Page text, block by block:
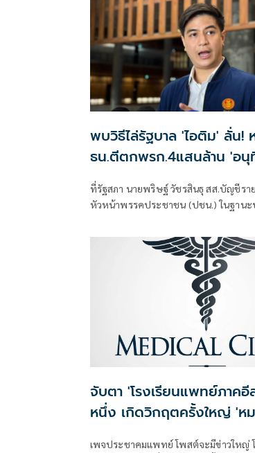
พบวิธีไล่รัฐบาล 'ไอติม' ลั่น!
ธน.ตีตกพรก.4แสนล้าน 'อ
สภา-ลาออก
ที่รัฐสภา นายพริษฐ์ วัชรสินธุ สส.บัญชีรา
หัวหน้าพรรคประชาชน (ปชน.) ในฐาน
จับตา 'โรงเรียนแพทย์ภาค
หนึ่ง เกิดวิกฤตครั้งใหญ่ 'ห
เพจประชาคมแพทย์ โพสต์จะมีข่าวใหญ่